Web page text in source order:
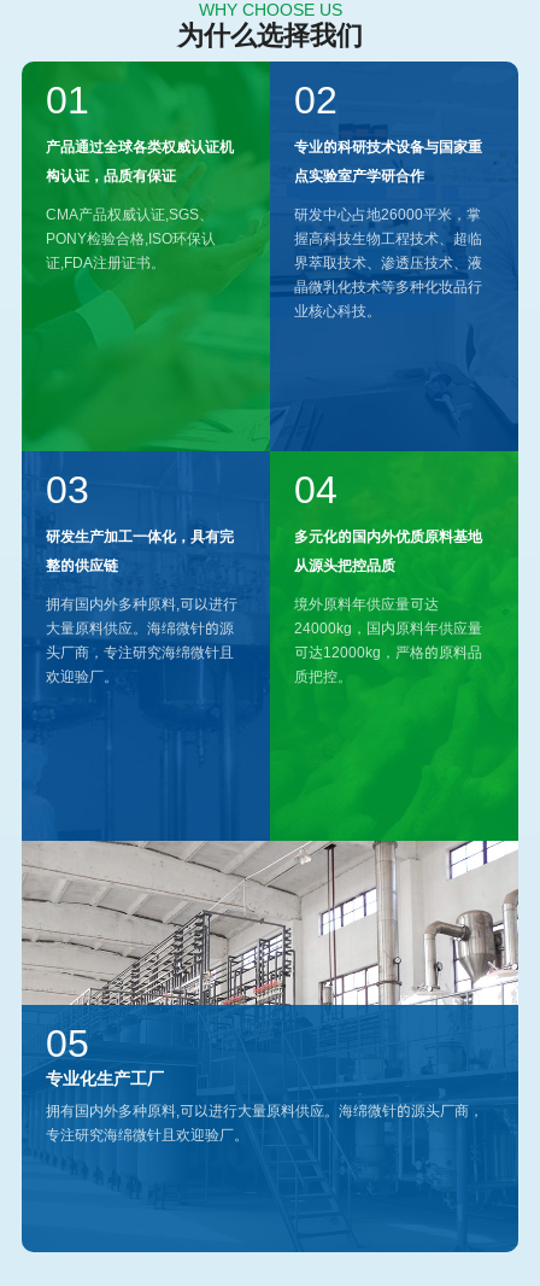
WHY CHOOSE US
为什么选择我们
01
产品通过全球各类权威认证机
构认证，品质有保证
CMA产品权威认证,SGS、
PONY检验合格,ISO环保认
证,FDA注册证书。
02
专业的科研技术设备与国家重
点实验室产学研合作
研发中心占地26000平米，掌
握高科技生物工程技术、超临
界萃取技术、渗透压技术、液
晶微乳化技术等多种化妆品行
业核心科技。
03
研发生产加工一体化，具有完
整的供应链
拥有国内外多种原料,可以进行
大量原料供应。海绵微针的源
头厂商，专注研究海绵微针且
欢迎验厂。
04
多元化的国内外优质原料基地
从源头把控品质
境外原料年供应量可达
24000kg，国内原料年供应量
可达12000kg，严格的原料品
质把控。
05
专业化生产工厂
拥有国内外多种原料,可以进行大量原料供应。海绵微针的源头厂商，
专注研究海绵微针且欢迎验厂。